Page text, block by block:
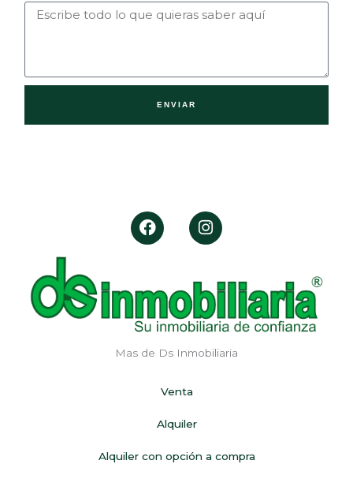
ENVIAR
F
a
b
o
o
k
I
n
a
g
r
a
m
Mas de Ds Inmobiliaria
Venta
Alquiler
Alquiler con opción a compra